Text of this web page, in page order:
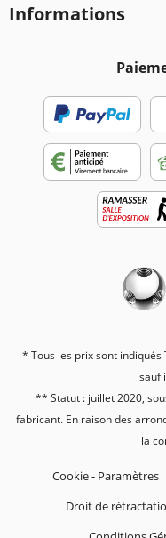
Informations
* Tous les prix sont indiqués
sauf
** Statut : juillet 2020,
fabricant. En raison des
la
Cookie - Paramètres
Droit de